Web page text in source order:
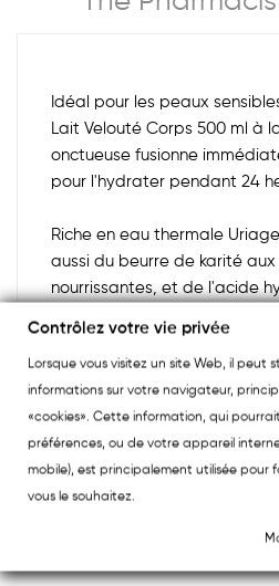
Idéal pour les peaux
Lait Velouté Corps 500 ml à
onctueuse fusionne
pour l'hydrater pendant 24
Riche en eau thermale
aussi du beurre de karité
nourrissantes, et de l'acide
Votre peau est protégée et
enrobée de douceur et de
d'un délicat parfum
Hypoallergénique.
Contrôlez votre vie privée
Lorsque vous visitez un site Web, il peut
informations sur votre navigateur,
«cookies». Cette information, qui
préférences, ou de votre appareil
mobile), est principalement utilisée pour
vous le souhaitez.